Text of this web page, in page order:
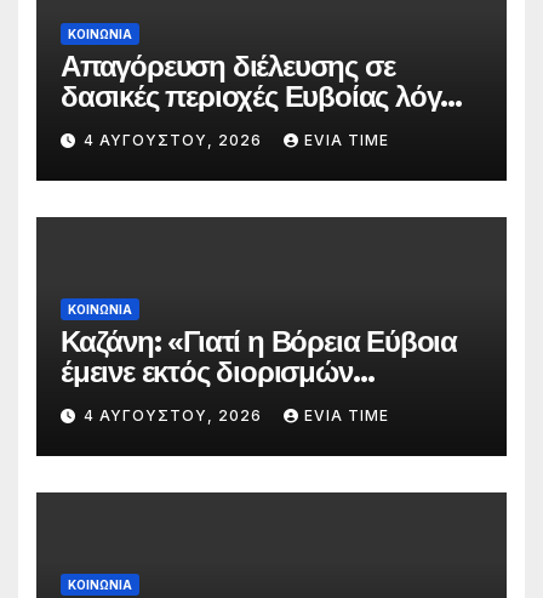
ΚΟΙΝΩΝΙΑ
Απαγόρευση διέλευσης σε
δασικές περιοχές Ευβοίας λόγω
πολύ υψηλού κινδύνου
πυρκαγιάς
4 ΑΥΓΟΎΣΤΟΥ, 2026 EVIA TIME
ΚΟΙΝΩΝΙΑ
Καζάνη: «Γιατί η Βόρεια Εύβοια
έμεινε εκτός διορισμών
δασκάλων;»
4 ΑΥΓΟΎΣΤΟΥ, 2026 EVIA TIME
ΚΟΙΝΩΝΙΑ